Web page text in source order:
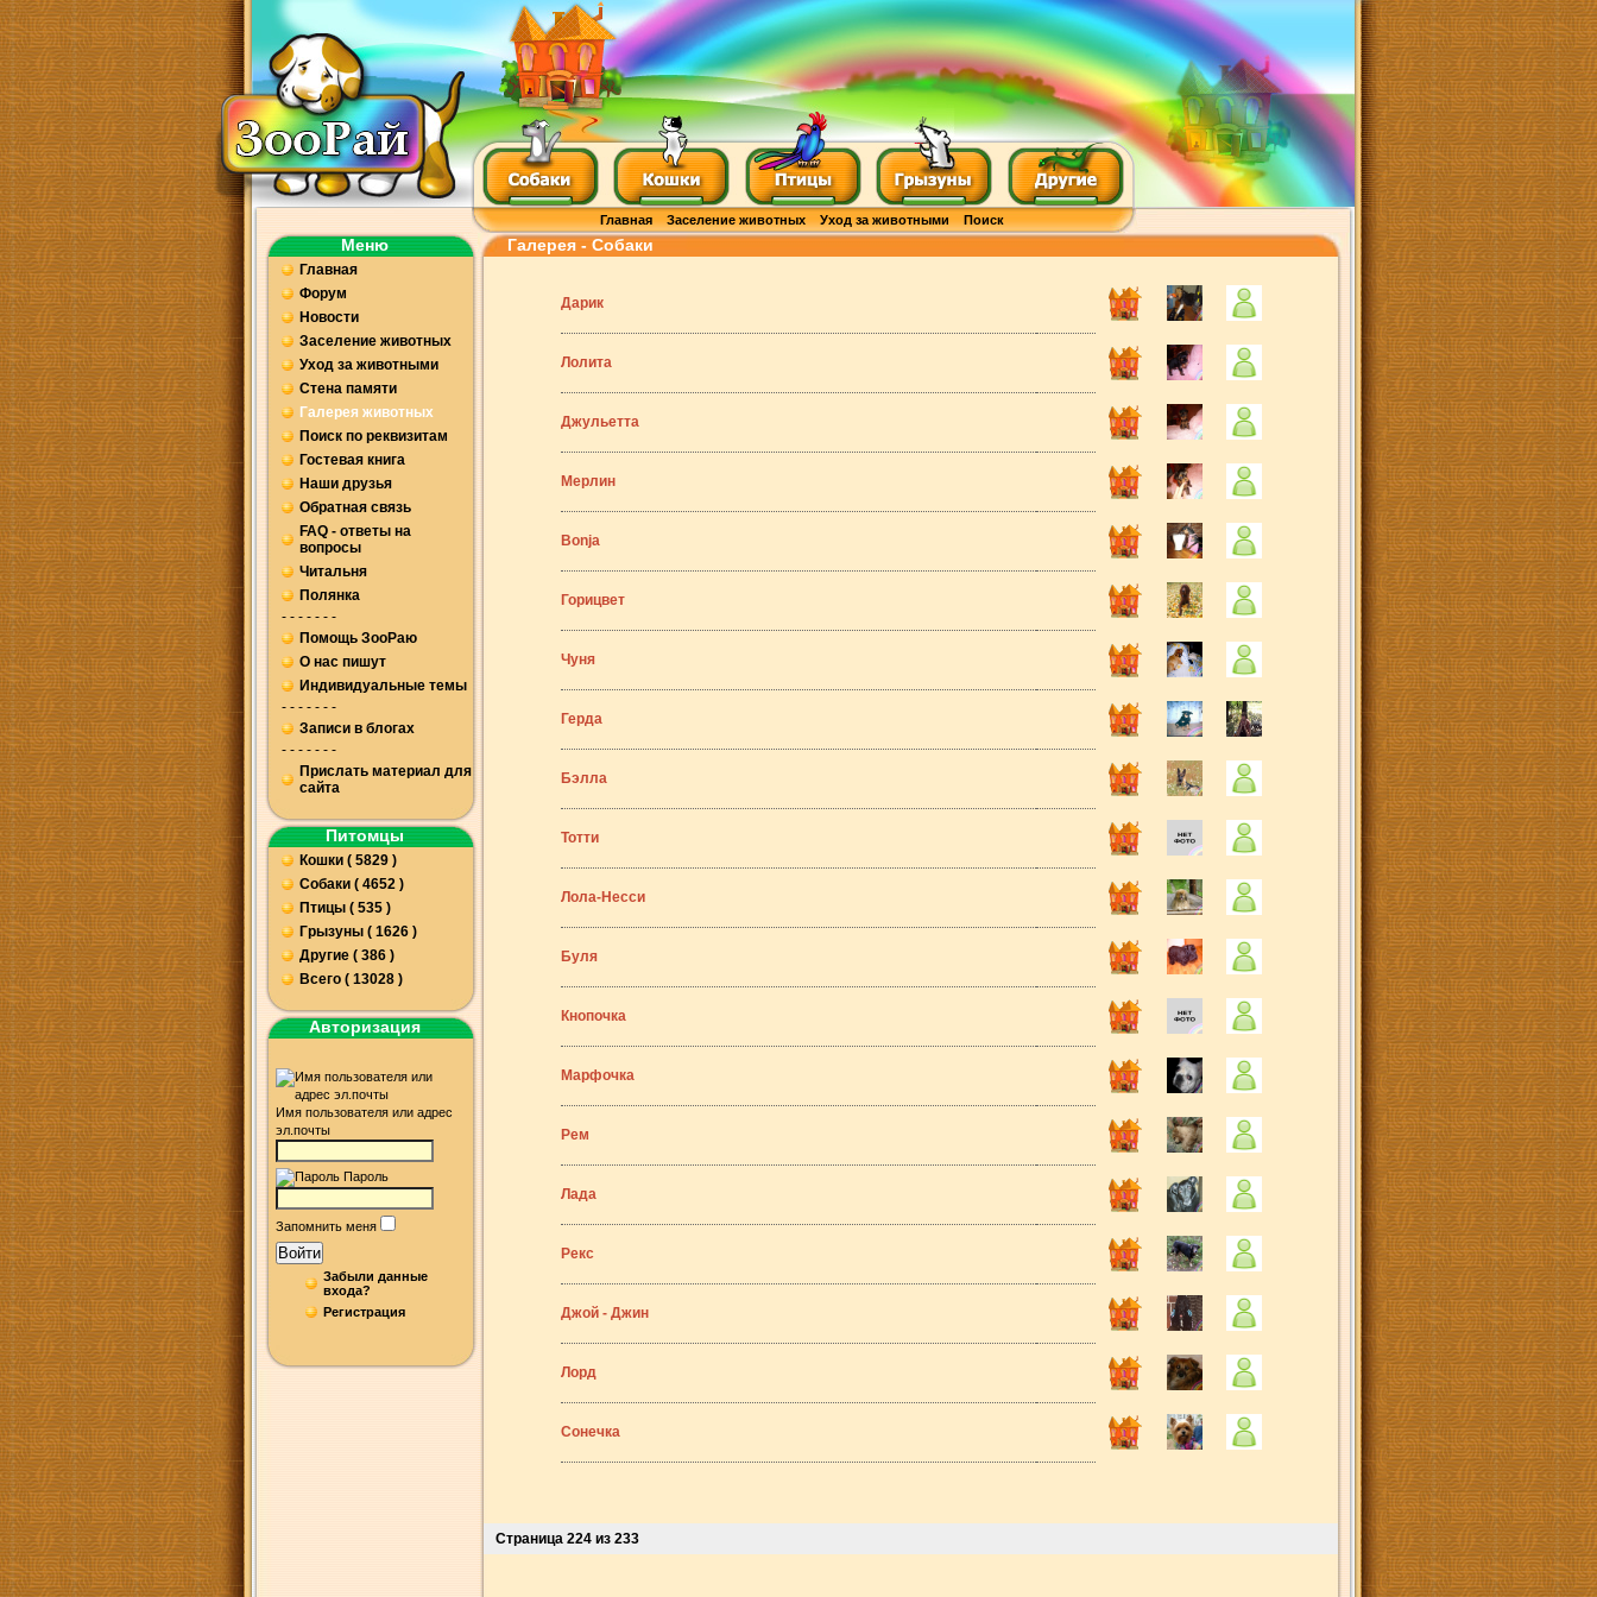
Главная Заселение животных Уход за животными Поиск
Меню
Главная
Форум
Новости
Заселение животных
Уход за животными
Стена памяти
Галерея животных
Поиск по реквизитам
Гостевая книга
Наши друзья
Обратная связь
FAQ - ответы на
вопросы
Читальня
Полянка
- - - - - - -
Помощь ЗооРаю
О нас пишут
Индивидуальные темы
- - - - - - -
Записи в блогах
- - - - - - -
Прислать материал для
сайта
Питомцы
Кошки ( 5829 )
Собаки ( 4652 )
Птицы ( 535 )
Грызуны ( 1626 )
Другие ( 386 )
Всего ( 13028 )
Авторизация
Имя пользователя или адрес
эл.почты
Пароль
Запомнить меня
Войти
Забыли данные
входа?
Регистрация
Галерея - Собаки
Дарик
Лолита
Джульетта
Мерлин
Bonja
Горицвет
Чуня
Герда
Бэлла
Тотти
Лола-Несси
Буля
Кнопочка
Марфочка
Рем
Лада
Рекс
Джой - Джин
Лорд
Сонечка
Страница 224 из 233